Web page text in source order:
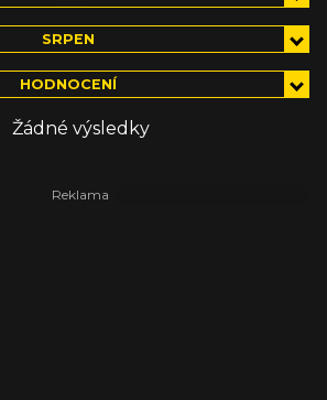
SRPEN
HODNOCENÍ
Žádné výsledky